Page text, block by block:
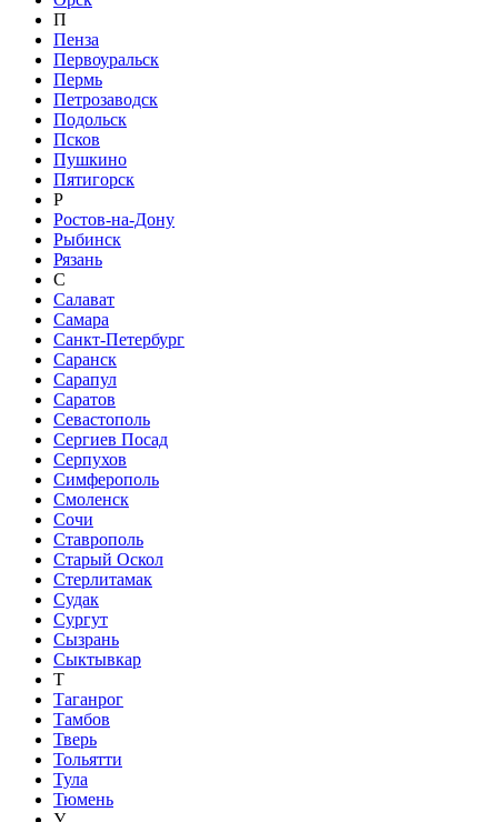
П
Пенза
Первоуральск
Пермь
Петрозаводск
Подольск
Псков
Пушкино
Пятигорск
Р
Ростов-на-Дону
Рыбинск
Рязань
С
Салават
Самара
Санкт-Петербург
Саранск
Сарапул
Саратов
Севастополь
Сергиев Посад
Серпухов
Симферополь
Смоленск
Сочи
Ставрополь
Старый Оскол
Стерлитамак
Судак
Сургут
Сызрань
Сыктывкар
Т
Таганрог
Тамбов
Тверь
Тольятти
Тула
Тюмень